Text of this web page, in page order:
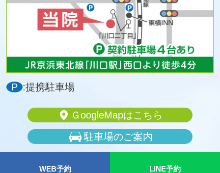
P :提携駐車場
ＧoogleMapはこちら
駐車場のご案内
WEB予約 LINE予約
©おおはま糖尿病・腎クリニック